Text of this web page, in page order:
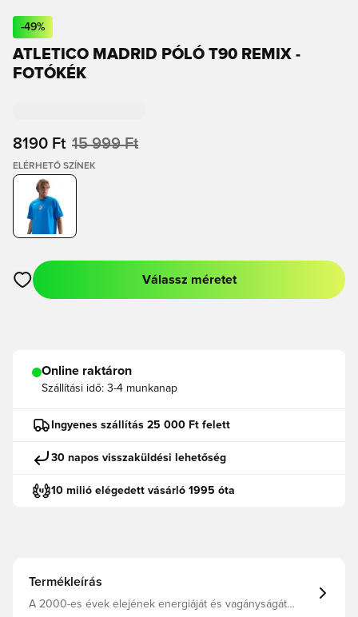
-49%
ATLETICO MADRID PÓLÓ T90 REMIX -
FOTÓKÉK
8190 Ft 15 999 Ft
ELÉRHETŐ SZÍNEK
Megnyit egy modált a bejelentkezéshez vagy a tagként való
Válassz méretet
Online raktáron
Szállítási idő: 3-4 munkanap
Ingyenes szállítás 25 000 Ft felett
30 napos visszaküldési lehetőség
10 milió elégedett vásárló 1995 óta
Termékleírás
A 2000-es évek elejének energiáját és vagányságát